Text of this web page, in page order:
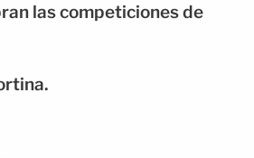
las competiciones de